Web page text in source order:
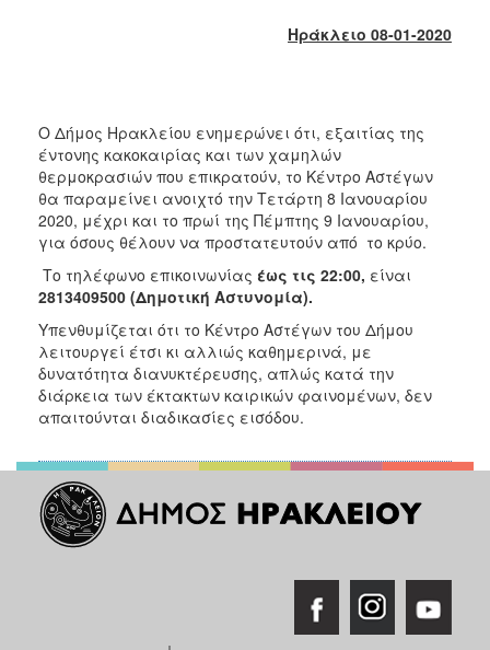
2013
2012
2011
2010
2006
ΤΟΠΟΣ
ΠΟΛΙΤΙΣΜΟΣ
ΑΝΘΕΚΤΙΚΗ
ΠΟΛΗ
Ηράκλειο 08-01-2020
Ο Δήμος Ηρακλείου ενημερώνει ότι, εξαιτίας της
έντονης κακοκαιρίας και των χαμηλών
θερμοκρασιών που επικρατούν, το Κέντρο Αστέγων
θα παραμείνει ανοιχτό την Τετάρτη 8 Ιανουαρίου
2020, μέχρι και το πρωί της Πέμπτης 9 Ιανουαρίου,
για όσους θέλουν να προστατευτούν από το κρύο.
Το τηλέφωνο επικοινωνίας έως τις 22:00, είναι
2813409500 (Δημοτική Αστυνομία).
Υπενθυμίζεται ότι το Κέντρο Αστέγων του Δήμου
λειτουργεί έτσι κι αλλιώς καθημερινά, με
δυνατότητα διανυκτέρευσης, απλώς κατά την
διάρκεια των έκτακτων καιρικών φαινομένων, δεν
απαιτούνται διαδικασίες εισόδου.